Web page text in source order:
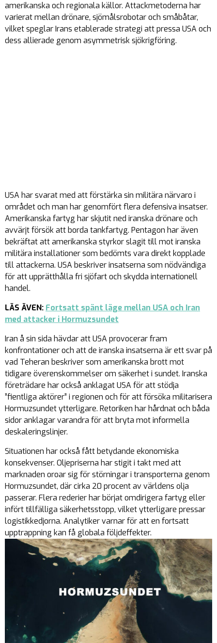
amerikanska och regionala källor. Attackmetoderna har
varierat mellan drönare, sjömålsrobotar och småbåtar,
vilket speglar Irans etablerade strategi att pressa USA och
dess allierade genom asymmetrisk sjökrigföring.
USA har svarat med att förstärka sin militära närvaro i
området och man har genomfört flera defensiva insatser.
Amerikanska fartyg har skjutit ned iranska drönare och
avvärjt försök att borda tankfartyg. Pentagon har även
bekräftat att amerikanska styrkor slagit till mot iranska
militära installationer som bedömts vara direkt kopplade
till attackerna. USA beskriver insatserna som nödvändiga
för att upprätthålla fri sjöfart och skydda internationell
handel.
LÄS ÄVEN: Fortsatt spänt läge mellan USA och Iran
med attacker i Hormuzsundet
Iran å sin sida hävdar att USA provocerar fram
konfrontationer och att de iranska insatserna är ett svar på
vad Teheran beskriver som amerikanska brott mot
tidigare överenskommelser om säkerhet i sundet. Iranska
företrädare har också anklagat USA för att stödja
”fientliga aktörer” i regionen och för att försöka militarisera
Hormuzsundet ytterligare. Retoriken har hårdnat och båda
sidor anklagar varandra för att bryta mot informella
deskaleringslinjer.
Situationen har också fått betydande ekonomiska
konsekvenser. Oljepriserna har stigit i takt med att
marknaden oroar sig för störningar i transporterna genom
Hormuzsundet, där cirka 20 procent av världens olja
passerar. Flera rederier har börjat omdirigera fartyg eller
infört tillfälliga säkerhetsstopp, vilket ytterligare pressar
logistikkedjorna. Analytiker varnar för att en fortsatt
upptrappning kan få globala följdeffekter.